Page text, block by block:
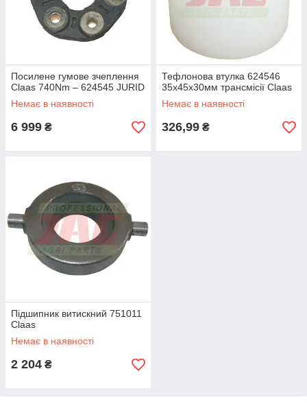
Посилене гумове зчеплення
Claas 740Nm – 624545 JURID
Немає в наявності
6 999 ₴
Тефлонова втулка 624546
35х45х30мм трансмісії Claas
Немає в наявності
326,99 ₴
Підшипник витискний 751011
Claas
Немає в наявності
2 204 ₴